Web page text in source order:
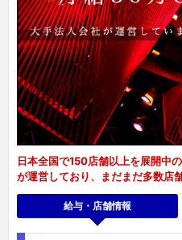
日本全国で150店舗以上を展開中
が運営しており、まだまだ多数店
給与・店舗情報